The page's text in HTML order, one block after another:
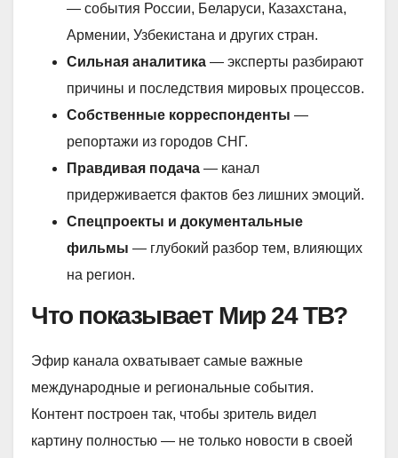
— события России, Беларуси, Казахстана,
Армении, Узбекистана и других стран.
Сильная аналитика — эксперты разбирают
причины и последствия мировых процессов.
Собственные корреспонденты —
репортажи из городов СНГ.
Правдивая подача — канал
придерживается фактов без лишних эмоций.
Спецпроекты и документальные
фильмы — глубокий разбор тем, влияющих
на регион.
Что показывает Мир 24 ТВ?
Эфир канала охватывает самые важные
международные и региональные события.
Контент построен так, чтобы зритель видел
картину полностью — не только новости в своей